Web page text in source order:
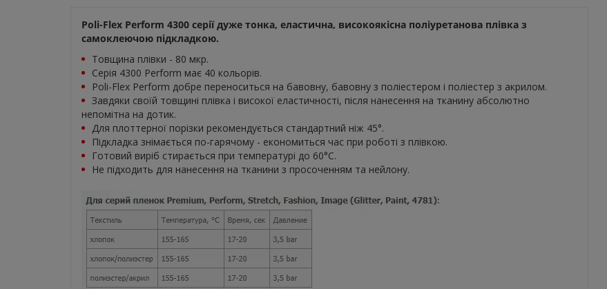
Poli-Flex Perform 4300 серії дуже тонка, еластична, високоякісна поліуретанова плівка з
самоклеючою підкладкою.
Товщина плівки - 80 мкр.
Серія 4300 Perform має 40 кольорів.
Poli-Flex Perform добре переноситься на бавовну, бавовну з поліестером і поліестер з акрилом.
Завдяки своїй товщині плівка і високої еластичності, після нанесення на тканину абсолютно
непомітна на дотик.
Для плоттерної порізки рекомендується стандартний ніж 45°.
Підкладка знімається по-гарячому - економиться час при роботі з плівкою.
Готовий виріб стирається при температурі до 60°С.
Не підходить для нанесення на тканини з просоченням та нейлону.